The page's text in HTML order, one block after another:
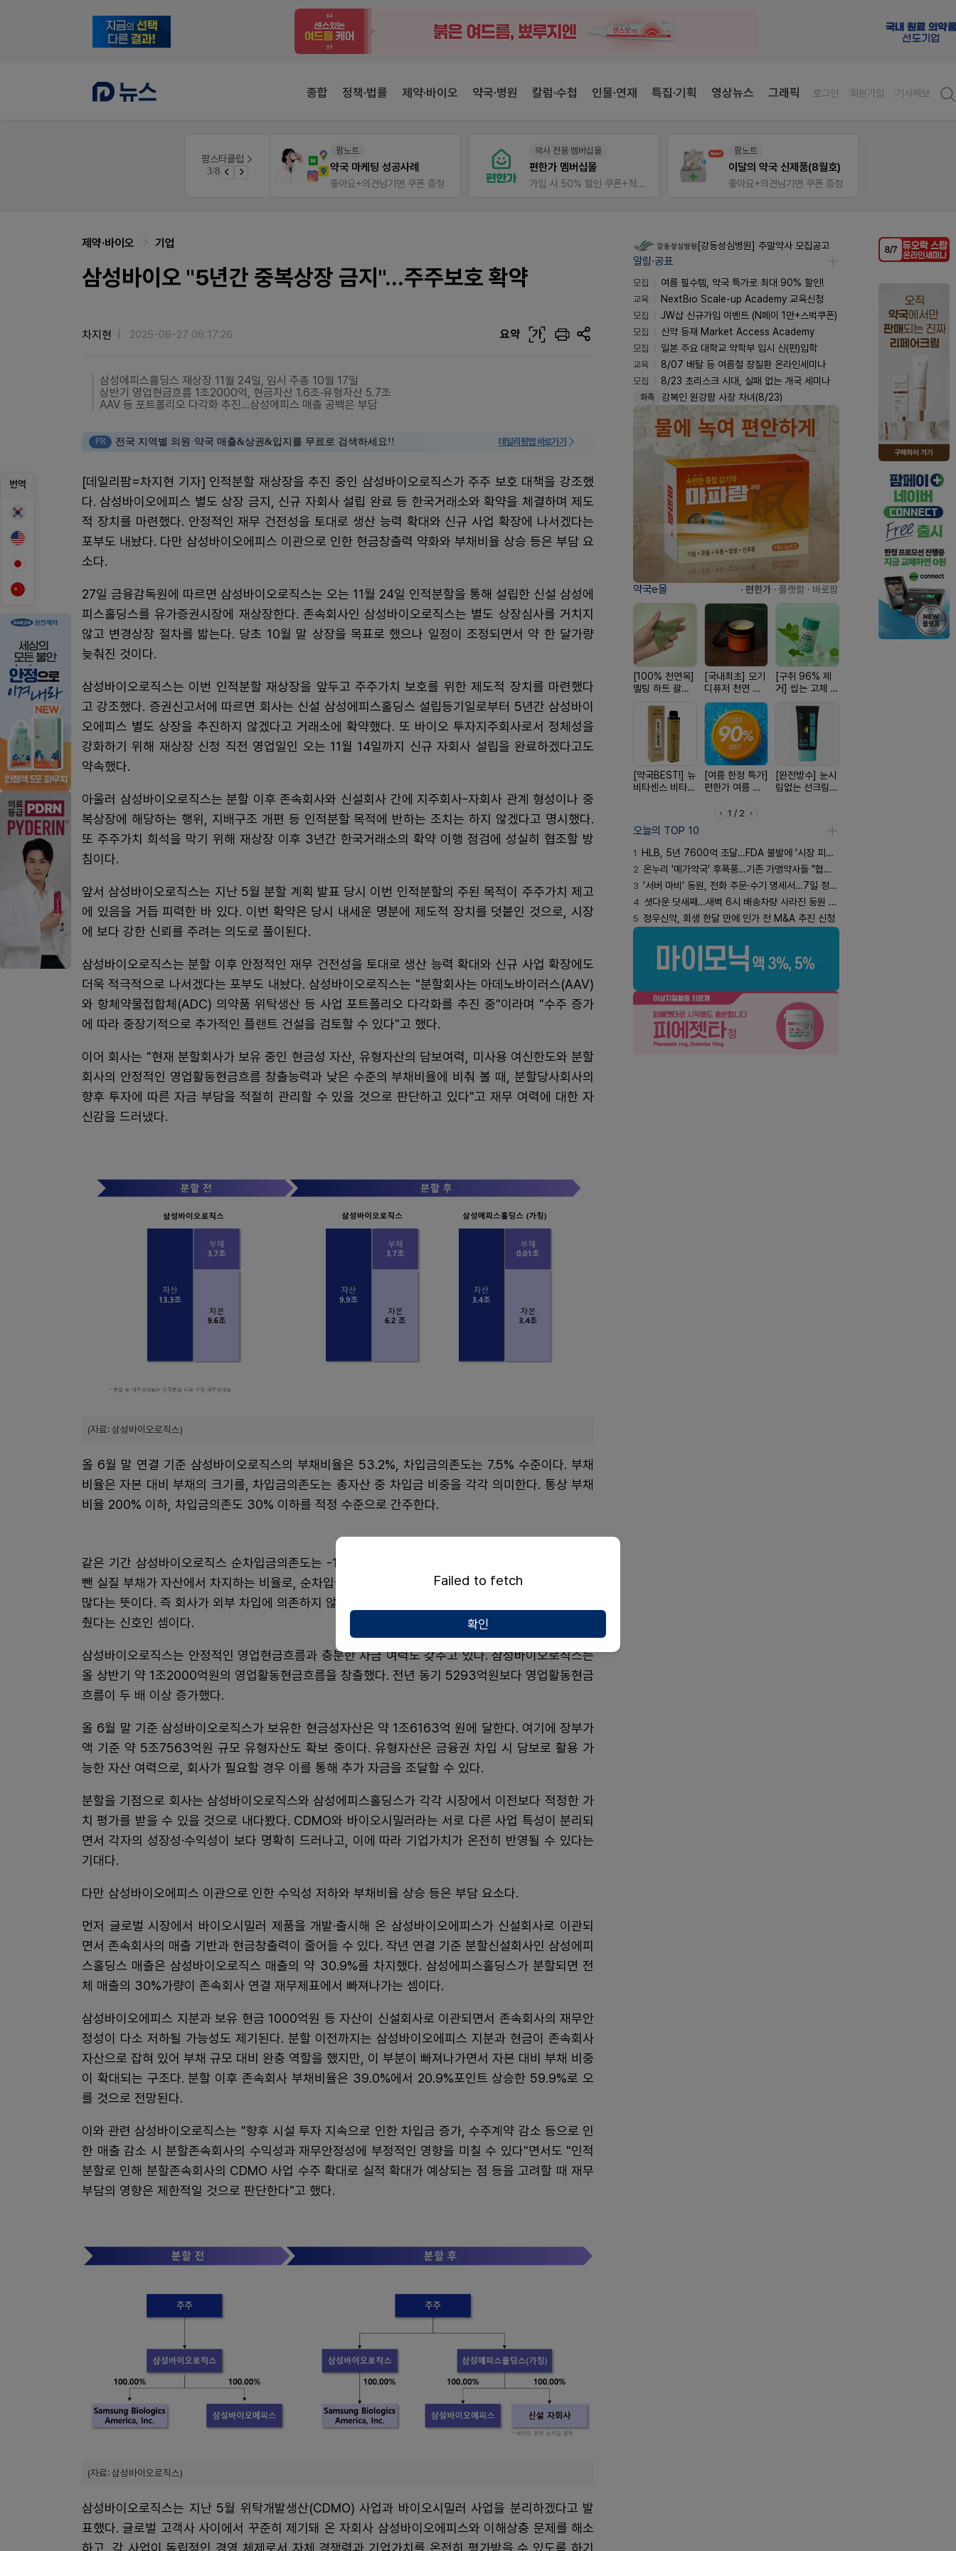
종합 정책·법률 제약·바이오 약국·병원 칼럼·수첩 인물·연재 특집·기획 영상뉴스 그래픽 로그인 회원가입 기사제보
팜스타클럽
3/8 약국 첫 채용공고 0원+'한번 더' 무료 연장
팜노트
약국 마케팅 성공사례
좋아요+의견남기면 쿠폰 증정
약사 전용 멤버십몰
편한가 멤버십몰
가입 시 50% 할인 쿠폰+적립금까지!
팜노트
이달의 약국 신제품(8월호)
좋아요+의견남기면 쿠폰 증정
번역
제약·바이오 기업
삼성바이오 "5년간 중복상장 금지"...주주보호 확약
차지현 2025-08-27 06:17:26 요약 가
삼성에피스홀딩스 재상장 11월 24일, 임시 주총 10월 17일
상반기 영업현금흐름 1조2000억, 현금자산 1.6조·유형자산 5.7조
AAV 등 포트폴리오 다각화 추진…삼성에피스 매출 공백은 부담
PR 전국 지역별 의원·약국 매출&상권&입지를 무료로 검색하세요!! 데일리팜맵 바로가기
[데일리팜=차지현 기자] 인적분할 재상장을 추진 중인 삼성바이오로직스가 주주 보호 대책을 강조했
다. 삼성바이오에피스 별도 상장 금지, 신규 자회사 설립 완료 등 한국거래소와 확약을 체결하며 제도
적 장치를 마련했다. 안정적인 재무 건전성을 토대로 생산 능력 확대와 신규 사업 확장에 나서겠다는
포부도 내놨다. 다만 삼성바이오에피스 이관으로 인한 현금창출력 약화와 부채비율 상승 등은 부담 요
소다.
27일 금융감독원에 따르면 삼성바이오로직스는 오는 11월 24일 인적분할을 통해 설립한 신설 삼성에
피스홀딩스를 유가증권시장에 재상장한다. 존속회사인 삼성바이오로직스는 별도 상장심사를 거치지
않고 변경상장 절차를 밟는다. 당초 10월 말 상장을 목표로 했으나 일정이 조정되면서 약 한 달가량
늦춰진 것이다.
삼성바이오로직스는 이번 인적분할 재상장을 앞두고 주주가치 보호를 위한 제도적 장치를 마련했다
고 강조했다. 증권신고서에 따르면 회사는 신설 삼성에피스홀딩스 설립등기일로부터 5년간 삼성바이
오에피스 별도 상장을 추진하지 않겠다고 거래소에 확약했다. 또 바이오 투자지주회사로서 정체성을
강화하기 위해 재상장 신청 직전 영업일인 오는 11월 14일까지 신규 자회사 설립을 완료하겠다고도
약속했다.
아울러 삼성바이오로직스는 분할 이후 존속회사와 신설회사 간에 지주회사-자회사 관계 형성이나 중
복상장에 해당하는 행위, 지배구조 개편 등 인적분할 목적에 반하는 조치는 하지 않겠다고 명시했다.
또 주주가치 희석을 막기 위해 재상장 이후 3년간 한국거래소의 확약 이행 점검에 성실히 협조할 방
침이다.
앞서 삼성바이오로직스는 지난 5월 분할 계획 발표 당시 이번 인적분할의 주된 목적이 주주가치 제고
에 있음을 거듭 피력한 바 있다. 이번 확약은 당시 내세운 명분에 제도적 장치를 덧붙인 것으로, 시장
에 보다 강한 신뢰를 주려는 의도로 풀이된다.
삼성바이오로직스는 분할 이후 안정적인 재무 건전성을 토대로 생산 능력 확대와 신규 사업 확장에도
더욱 적극적으로 나서겠다는 포부도 내놨다. 삼성바이오로직스는 "분할회사는 아데노바이러스(AAV)
와 항체약물접합체(ADC) 의약품 위탁생산 등 사업 포트폴리오 다각화를 추진 중"이라며 "수주 증가
에 따라 중장기적으로 추가적인 플랜트 건설을 검토할 수 있다"고 했다.
이어 회사는 "현재 분할회사가 보유 중인 현금성 자산, 유형자산의 담보여력, 미사용 여신한도와 분할
회사의 안정적인 영업활동현금흐름 창출능력과 낮은 수준의 부채비율에 비춰 볼 때, 분할당사회사의
향후 투자에 따른 자금 부담을 적절히 관리할 수 있을 것으로 판단하고 있다"고 재무 여력에 대한 자
신감을 드러냈다.
(자료: 삼성바이오로직스)
올 6월 말 연결 기준 삼성바이오로직스의 부채비율은 53.2%, 차입금의존도는 7.5% 수준이다. 부채
비율은 자본 대비 부채의 크기를, 차입금의존도는 총자산 중 차입금 비중을 각각 의미한다. 통상 부채
비율 200% 이하, 차입금의존도 30% 이하를 적정 수준으로 간주한다.
같은 기간 삼성바이오로직스 순차입금의존도는 -1.6%다. 순차입금의존도는 차입금에서 보유 현금을
뺀 실질 부채가 자산에서 차지하는 비율로, 순차입금의존도가 음수(-)라는 건 보유 현금이 차입금보다
많다는 뜻이다. 즉 회사가 외부 차입에 의존하지 않고도 충분히 사업을 운영할 수 있는 재무 체력을 갖
췄다는 신호인 셈이다.
삼성바이오로직스는 안정적인 영업현금흐름과 충분한 자금 여력도 갖추고 있다. 삼성바이오로직스는
올 상반기 약 1조2000억원의 영업활동현금흐름을 창출했다. 전년 동기 5293억원보다 영업활동현금
흐름이 두 배 이상 증가했다.
올 6월 말 기준 삼성바이오로직스가 보유한 현금성자산은 약 1조6163억 원에 달한다. 여기에 장부가
액 기준 약 5조7563억원 규모 유형자산도 확보 중이다. 유형자산은 금융권 차입 시 담보로 활용 가
능한 자산 여력으로, 회사가 필요할 경우 이를 통해 추가 자금을 조달할 수 있다.
분할을 기점으로 회사는 삼성바이오로직스와 삼성에피스홀딩스가 각각 시장에서 이전보다 적정한 가
치 평가를 받을 수 있을 것으로 내다봤다. CDMO와 바이오시밀러라는 서로 다른 사업 특성이 분리되
면서 각자의 성장성·수익성이 보다 명확히 드러나고, 이에 따라 기업가치가 온전히 반영될 수 있다는
기대다.
다만 삼성바이오에피스 이관으로 인한 수익성 저하와 부채비율 상승 등은 부담 요소다.
먼저 글로벌 시장에서 바이오시밀러 제품을 개발·출시해 온 삼성바이오에피스가 신설회사로 이관되
면서 존속회사의 매출 기반과 현금창출력이 줄어들 수 있다. 작년 연결 기준 분할신설회사인 삼성에피
스홀딩스 매출은 삼성바이오로직스 매출의 약 30.9%를 차지했다. 삼성에피스홀딩스가 분할되면 전
체 매출의 30%가량이 존속회사 연결 재무제표에서 빠져나가는 셈이다.
삼성바이오에피스 지분과 보유 현금 1000억원 등 자산이 신설회사로 이관되면서 존속회사의 재무안
정성이 다소 저하될 가능성도 제기된다. 분할 이전까지는 삼성바이오에피스 지분과 현금이 존속회사
자산으로 잡혀 있어 부채 규모 대비 완충 역할을 했지만, 이 부분이 빠져나가면서 자본 대비 부채 비중
이 확대되는 구조다. 분할 이후 존속회사 부채비율은 39.0%에서 20.9%포인트 상승한 59.9%로 오
를 것으로 전망된다.
이와 관련 삼성바이오로직스는 "향후 시설 투자 지속으로 인한 차입금 증가, 수주계약 감소 등으로 인
한 매출 감소 시 분할존속회사의 수익성과 재무안정성에 부정적인 영향을 미칠 수 있다"면서도 "인적
분할로 인해 분할존속회사의 CDMO 사업 수주 확대로 실적 확대가 예상되는 점 등을 고려할 때 재무
부담의 영향은 제한적일 것으로 판단한다"고 했다.
(자료: 삼성바이오로직스)
삼성바이오로직스는 지난 5월 위탁개발생산(CDMO) 사업과 바이오시밀러 사업을 분리하겠다고 발
표했다. 글로벌 고객사 사이에서 꾸준히 제기돼 온 자회사 삼성바이오에피스와 이해상충 문제를 해소
하고, 각 사업이 독립적인 경영 체제로서 자체 경쟁력과 기업가치를 온전히 평가받을 수 있도록 하기
[강동성심병원] 주말약사 모집공고
알림·공표
모집
여름 필수템, 약국 특가로 최대 90% 할인!
교육
NextBio Scale-up Academy 교육신청
모집
JW샵 신규가입 이벤트 (N페이 1만+스벅쿠폰)
모집
신약 등재 Market Access Academy
모집
일본 주요 대학교 약학부 입시 신(편)입학
교육
8/07 배탈 등 여름철 장질환 온라인세미나
모집
8/23 초리스크 시대, 실패 없는 개국 세미나
화촉 강복인 원강팜 사장 차녀(8/23)
약국e몰 · 편한가 · 플랫팜 · 바로팜
[100% 천연옥]
멜팅 하트 괄사
[국내최초] 모기
디퓨저 천연 계
피 모키센트 디
퓨저
[구취 96% 제
거] 씹는 고체 가
[약국BEST!] 뉴
비타센스 비타민
[여름 한정 특가]
편한가 여름 쿨
템 싹쓰리)
[완전방수] 눈시
림없는 선크림
1 / 2
오늘의 TOP 10
1
HLB, 5년 7600억 조달…FDA 불발에 '시장 피로감'
2 온누리 '메가약국' 후폭풍…기존 가맹약사들 "협의체 만들자"
3 '서버 마비' 동원, 전화 주문·수기 명세서…7일 정상화 되나
4 셧다운 닷새째…새벽 6시 배송차량 사라진 동원 물류센터
5 정우신약, 회생 한달 만에 인가 전 M&A 추진 신청
Failed to fetch
확인